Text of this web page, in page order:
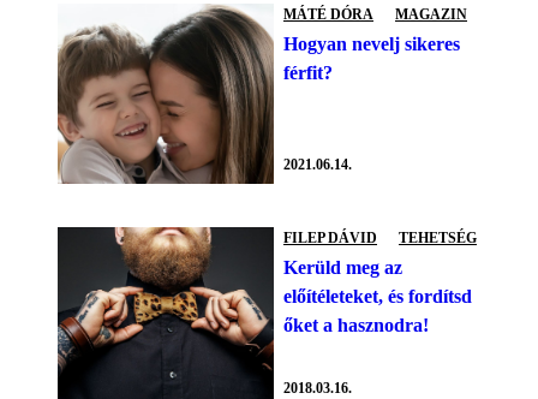
MÁTÉ DÓRA MAGAZIN
Hogyan nevelj sikeres
férfit?
2021.06.14.
FILEP DÁVID TEHETSÉG
Kerüld meg az
előítéleteket, és fordítsd
őket a hasznodra!
2018.03.16.